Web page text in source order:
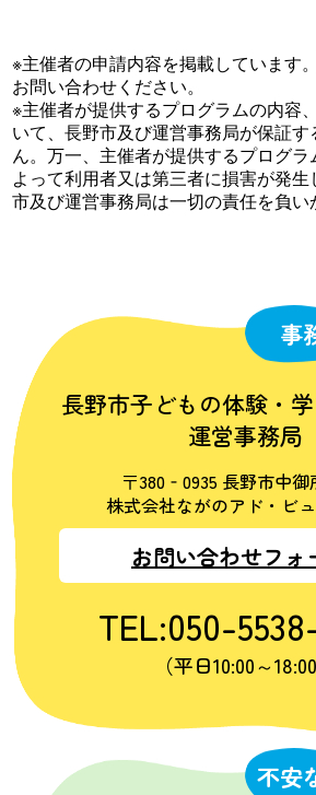
※主催者の申請内容を掲載しています
お問い合わせください。
※主催者が提供するプログラムの内容
いて、長野市及び運営事務局が保証
ん。万一、主催者が提供するプログ
よって利用者又は第三者に損害が発
市及び運営事務局は一切の責任を負い
事
長野市子どもの体験・
運営事務局
〒380‐0935 長野市中
株式会社ながのアド・ビ
お問い合わせフォ
TEL:050-
（平日10:00～18:00
不安